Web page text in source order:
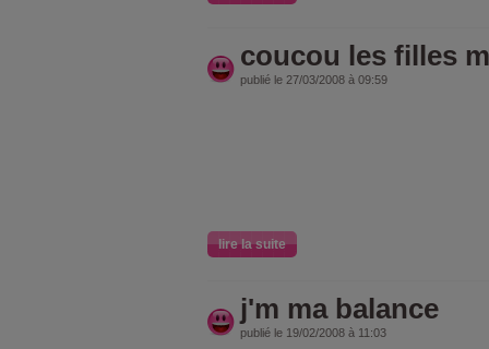
coucou les filles
publié le 27/03/2008 à 09:59
lire la suite
j'm ma balance
publié le 19/02/2008 à 11:03